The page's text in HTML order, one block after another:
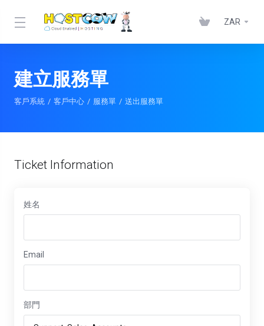
ZAR
建立服務單
客戶系統 客戶中心 服務單 送出服務單
Ticket Information
姓名
Email
部門